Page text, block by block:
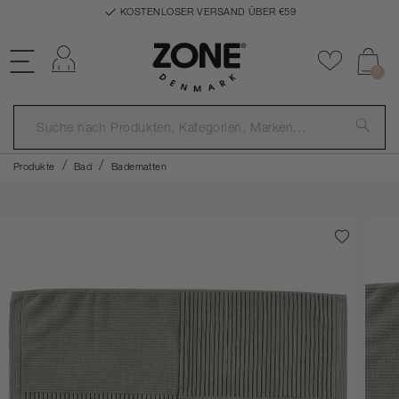
KOSTENLOSER VERSAND ÜBER €59
Zu
Produkte Bad Badematten